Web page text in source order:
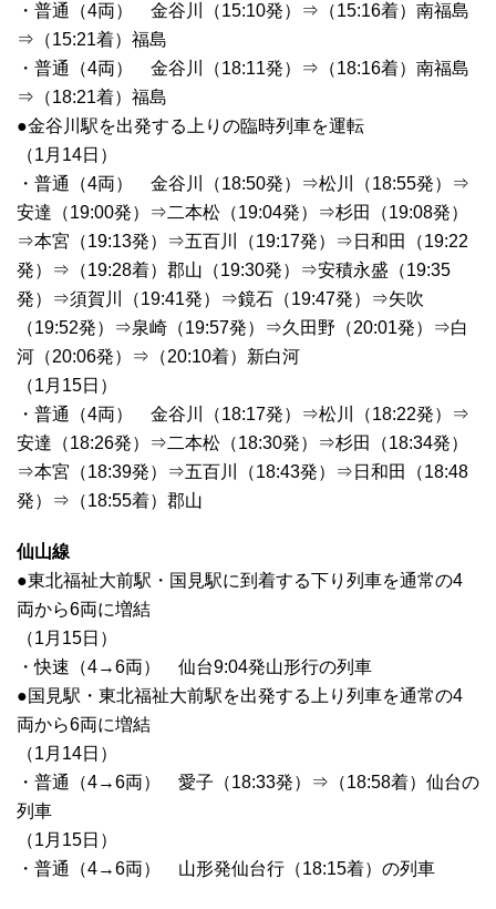
・普通（4両） 金谷川（15:10発）⇒（15:16着）南福島
⇒（15:21着）福島
・普通（4両） 金谷川（18:11発）⇒（18:16着）南福島
⇒（18:21着）福島
●金谷川駅を出発する上りの臨時列車を運転
（1月14日）
・普通（4両） 金谷川（18:50発）⇒松川（18:55発）⇒
安達（19:00発）⇒二本松（19:04発）⇒杉田（19:08発）
⇒本宮（19:13発）⇒五百川（19:17発）⇒日和田（19:22
発）⇒（19:28着）郡山（19:30発）⇒安積永盛（19:35
発）⇒須賀川（19:41発）⇒鏡石（19:47発）⇒矢吹
（19:52発）⇒泉崎（19:57発）⇒久田野（20:01発）⇒白
河（20:06発）⇒（20:10着）新白河
（1月15日）
・普通（4両） 金谷川（18:17発）⇒松川（18:22発）⇒
安達（18:26発）⇒二本松（18:30発）⇒杉田（18:34発）
⇒本宮（18:39発）⇒五百川（18:43発）⇒日和田（18:48
発）⇒（18:55着）郡山
仙山線
●東北福祉大前駅・国見駅に到着する下り列車を通常の4
両から6両に増結
（1月15日）
・快速（4→6両） 仙台9:04発山形行の列車
●国見駅・東北福祉大前駅を出発する上り列車を通常の4
両から6両に増結
（1月14日）
・普通（4→6両） 愛子（18:33発）⇒（18:58着）仙台の
列車
（1月15日）
・普通（4→6両） 山形発仙台行（18:15着）の列車